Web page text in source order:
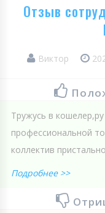
Отзыв
Виктор
Тружусь в
профессиональной
коллектив
Подробнее >>